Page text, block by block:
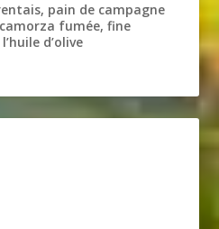
pain de campagne
fumée, fine
d’olive